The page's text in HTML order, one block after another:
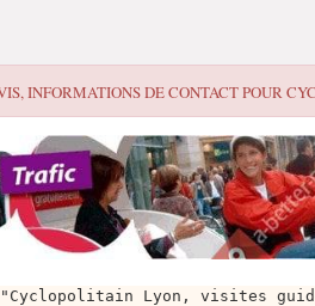
INFORMATIONS DE CONTACT POUR
"Cyclopolitain Lyon, visites